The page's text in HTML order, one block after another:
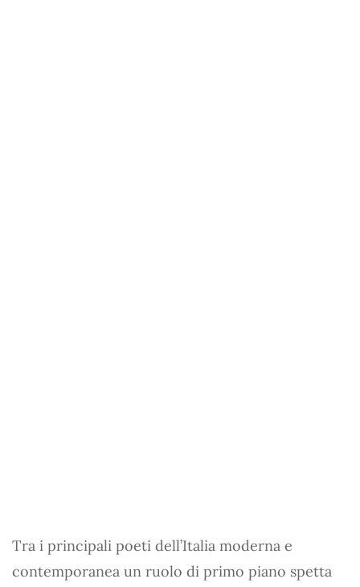
Tra i principali poeti dell’Italia moderna e
contemporanea un ruolo di primo piano spetta